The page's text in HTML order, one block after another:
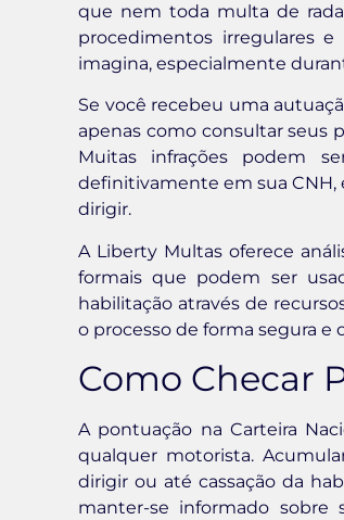
que nem toda multa de
procedimentos irregulares
imagina, especialmente
Se você recebeu uma
apenas como consultar seus
Muitas infrações podem
definitivamente em sua CNH,
dirigir.
A Liberty Multas oferece
formais que podem ser
habilitação através de
o processo de forma segura e
Como Checar
A pontuação na Carteira
qualquer motorista.
dirigir ou até cassação da
manter-se informado sobre